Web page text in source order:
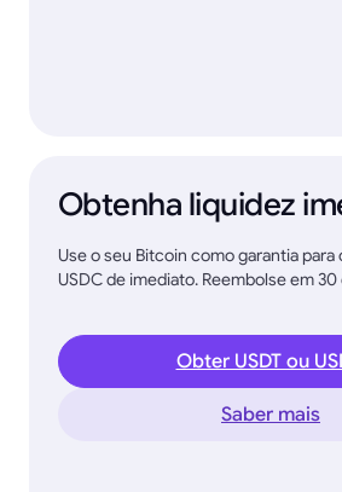
Obtenha liquidez
Use o seu Bitcoin como garantia para
USDC de imediato. Reembolse em 30
Obter USDT ou
Saber mais